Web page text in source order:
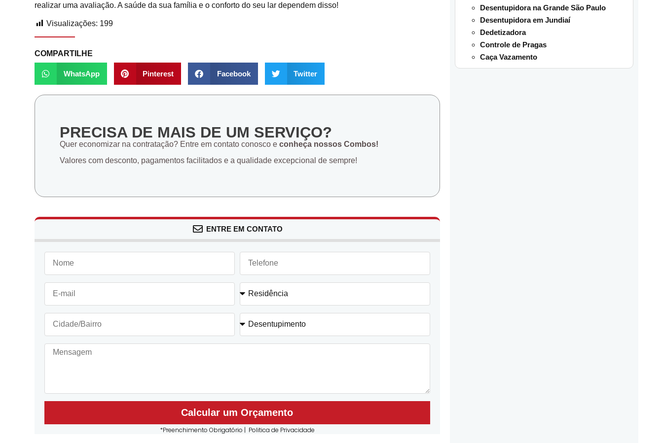
realizar uma avaliação. A saúde da sua família e o conforto do seu lar dependem disso!
Visualizações: 199
COMPARTILHE
WhatsApp Pinterest Facebook Twitter
PRECISA DE MAIS DE UM SERVIÇO?
Quer economizar na contratação? Entre em contato conosco e conheça nossos Combos!
Valores com desconto, pagamentos facilitados e a qualidade excepcional de sempre!
ENTRE EM CONTATO
Calcular um Orçamento
*Preenchimento Obrigatório | Politica de Privacidade
Desentupidora na Grande São Paulo
Desentupidora em Jundiaí
Dedetizadora
Controle de Pragas
Caça Vazamento